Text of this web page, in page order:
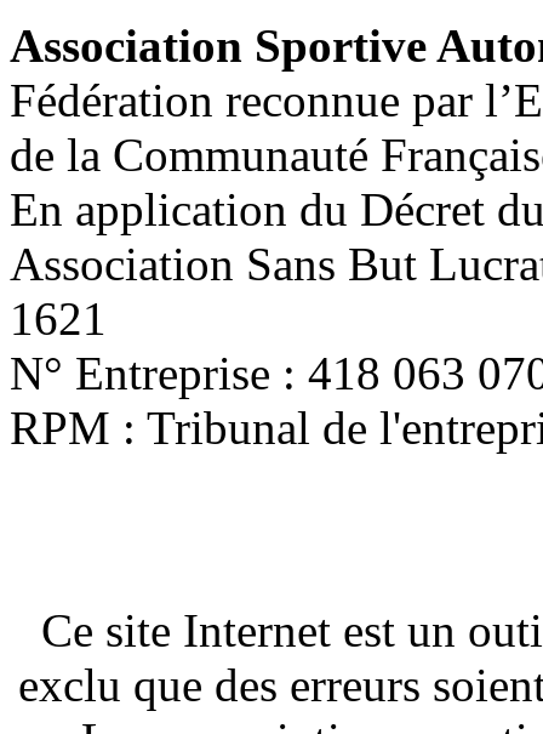
Association Sportive
Fédération reconnue par
de la Communauté
En application du Décret
Association Sans But
1621
N° Entreprise : 418 063
RPM : Tribunal de
Ce site Internet est un
exclu que des erreurs